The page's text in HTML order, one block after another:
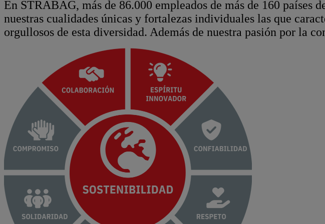
En STRABAG, más de 86.000 empleados de más de 160 países
nuestras cualidades únicas y fortalezas individuales las que
orgullosos de esta diversidad. Además de nuestra pasión por la